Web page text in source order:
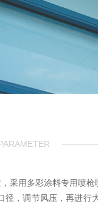
采用多彩涂料专用喷枪
，调节风压，再进行